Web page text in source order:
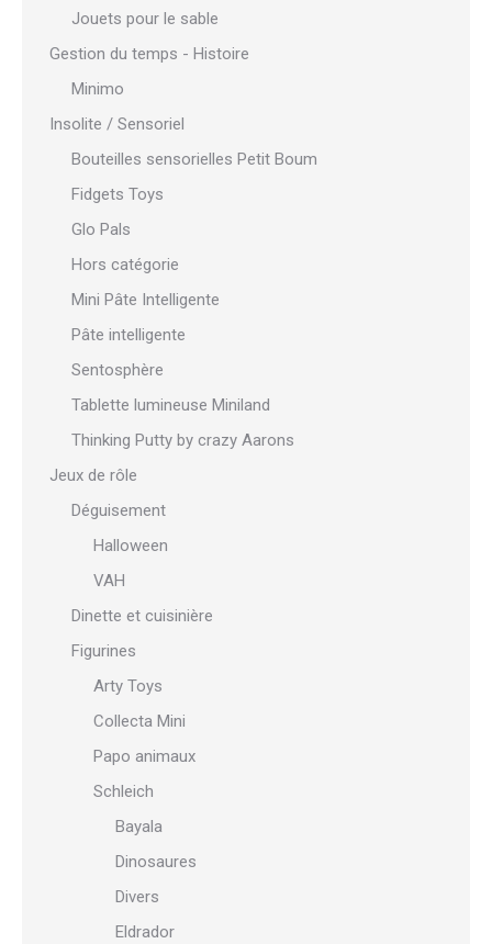
Jouets pour le sable
Gestion du temps - Histoire
Minimo
Insolite / Sensoriel
Bouteilles sensorielles Petit Boum
Fidgets Toys
Glo Pals
Hors catégorie
Mini Pâte Intelligente
Pâte intelligente
Sentosphère
Tablette lumineuse Miniland
Thinking Putty by crazy Aarons
Jeux de rôle
Déguisement
Halloween
VAH
Dinette et cuisinière
Figurines
Arty Toys
Collecta Mini
Papo animaux
Schleich
Bayala
Dinosaures
Divers
Eldrador